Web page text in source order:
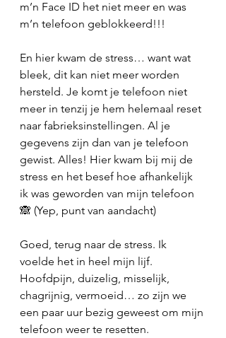
m’n Face ID het niet meer en was
m’n telefoon geblokkeerd!!!
En hier kwam de stress… want wat
bleek, dit kan niet meer worden
hersteld. Je komt je telefoon niet
meer in tenzij je hem helemaal reset
naar fabrieksinstellingen. Al je
gegevens zijn dan van je telefoon
gewist. Alles! Hier kwam bij mij de
stress en het besef hoe afhankelijk
ik was geworden van mijn telefoon
🙈 (Yep, punt van aandacht)
Goed, terug naar de stress. Ik
voelde het in heel mijn lijf.
Hoofdpijn, duizelig, misselijk,
chagrijnig, vermoeid… zo zijn we
een paar uur bezig geweest om mijn
telefoon weer te resetten.